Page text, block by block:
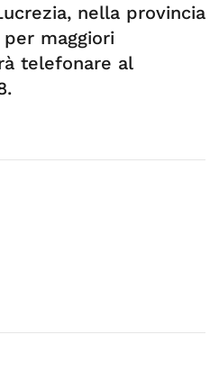
nella provincia
maggiori
telefonare al